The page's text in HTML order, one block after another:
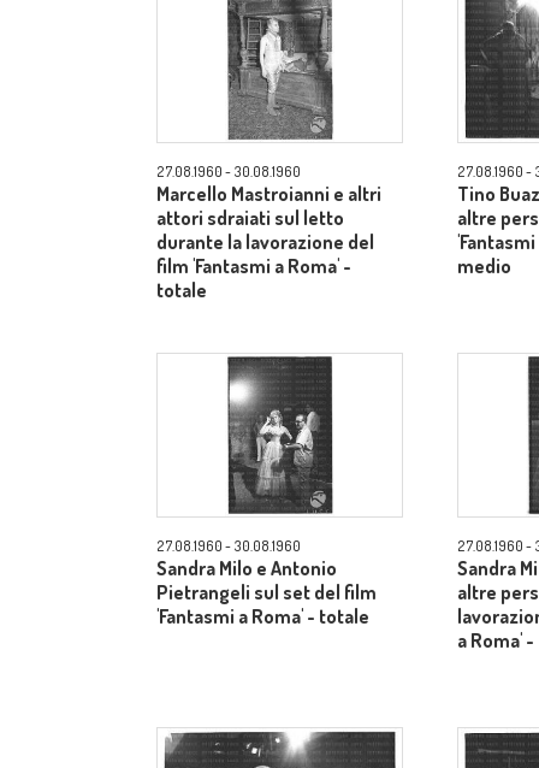
27.08.1960 - 30.08.1960
Marcello Mastroianni e altri
attori sdraiati sul letto
durante la lavorazione del
film 'Fantasmi a Roma' -
totale
27.08.1960 -
Tino
altre
medio
27.08.1960 - 30.08.1960
Sandra Milo e Antonio
Pietrangeli sul set del film
'Fantasmi a Roma' - totale
27.08.1960 -
Sandra
altre
a Roma'